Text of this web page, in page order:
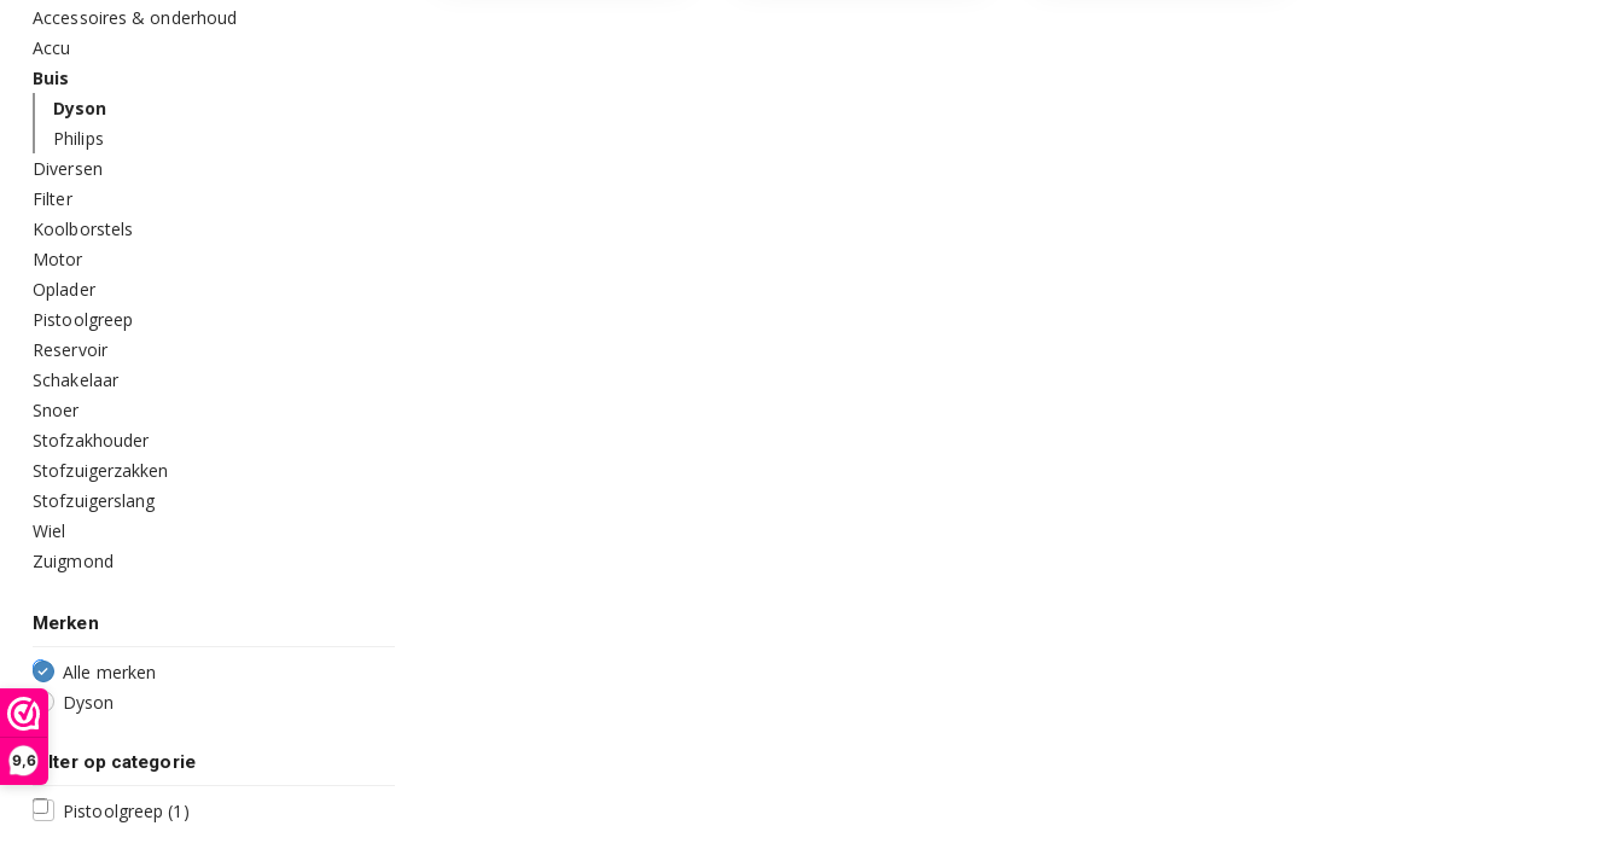
9,6
Accessoires & onderhoud
Accu
Buis
Dyson
Philips
Diversen
Filter
Koolborstels
Motor
Oplader
Pistoolgreep
Reservoir
Schakelaar
Snoer
Stofzakhouder
Stofzuigerzakken
Stofzuigerslang
Wiel
Zuigmond
Merken
Alle merken
Dyson
Filter op categorie
Pistoolgreep(1)